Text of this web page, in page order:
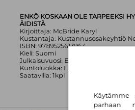
ENKÖ KOSKAAN OLE TARPEEKSI
ÄIDISTÄ
Kirjoittaja: McBride Karyl
Kustantaja: Kustannusosakeyhtiö
ISBN: 9789525613964
Kieli: Suomi
Julkaisuvuosi: Ei tiedossa
Kuntoluokka: Hyvä
Saatavilla: 1kpl
Käytämme
parhaan